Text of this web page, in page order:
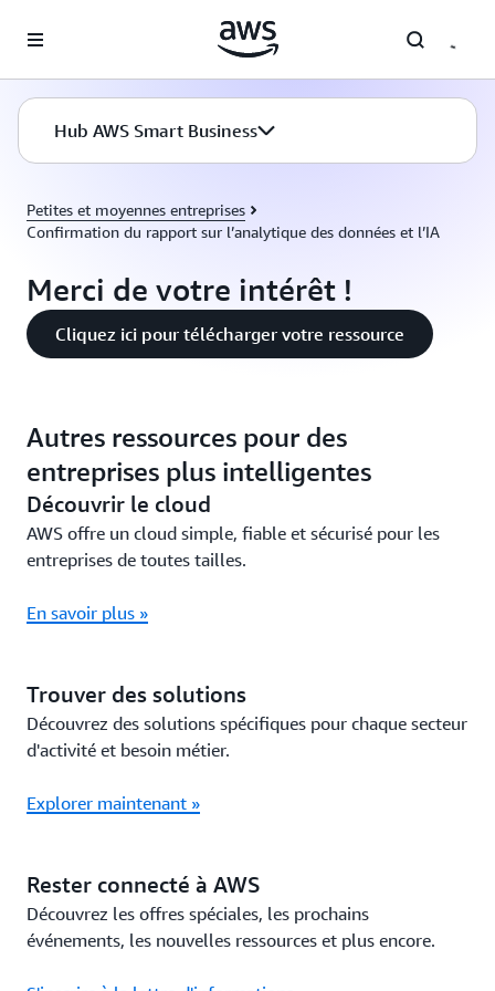
Hub AWS Smart Business
Petites et moyennes entreprises
Confirmation du rapport sur l’analytique des données et l’IA
Merci de votre intérêt !
Cliquez ici pour télécharger votre ressource
Autres ressources pour des
entreprises plus intelligentes
Découvrir le cloud
AWS offre un cloud simple, fiable et sécurisé pour les
entreprises de toutes tailles.
En savoir plus »
Trouver des solutions
Découvrez des solutions spécifiques pour chaque secteur
d'activité et besoin métier.
Explorer maintenant »
Rester connecté à AWS
Découvrez les offres spéciales, les prochains
événements, les nouvelles ressources et plus encore.